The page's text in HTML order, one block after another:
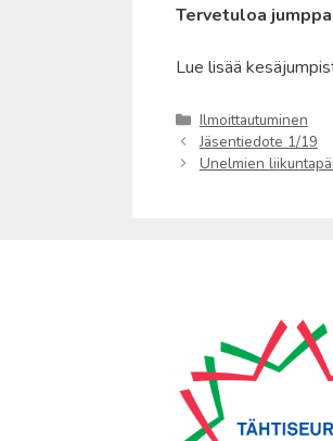
Tervetuloa
Lue lisää
Kategoriat
Ilmoittautuminen
Jäsentiedote 1/19
Unelmien